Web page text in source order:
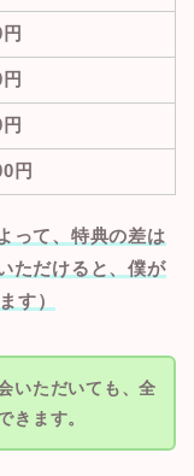
円
って、特典の差は
ただけると、僕が
す）
いただいても、全
きます。